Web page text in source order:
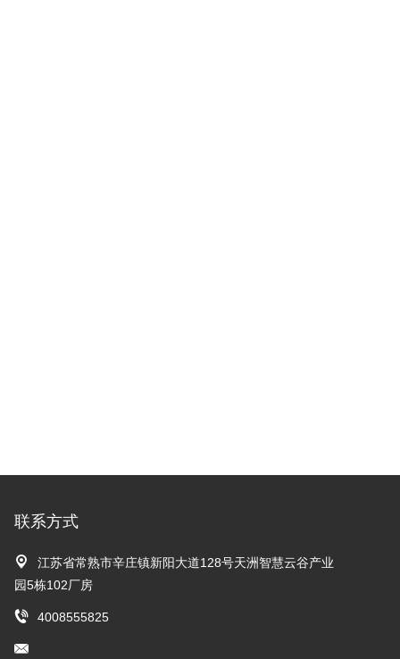
联系方式
江苏省常熟市辛庄镇新阳大道128号天洲智慧云谷产业
园5栋102厂房
4008555825